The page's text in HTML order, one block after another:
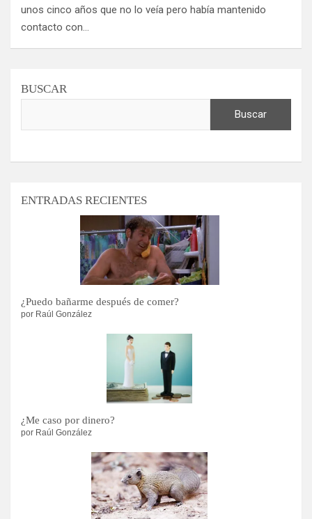
unos cinco años que no lo veía pero había mantenido
contacto con…
BUSCAR
Buscar
ENTRADAS RECIENTES
¿Puedo bañarme después de comer?
por Raúl González
¿Me caso por dinero?
por Raúl González